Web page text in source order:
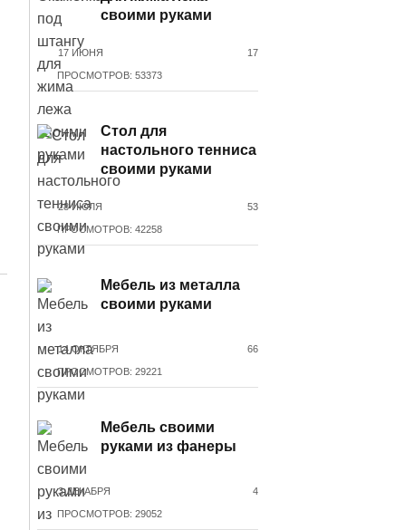
своими руками
17 ИЮНЯ 17
ПРОСМОТРОВ: 53373
Стол для
настольного тенниса
своими руками
28 ИЮЛЯ 53
ПРОСМОТРОВ: 42258
Мебель из металла
своими руками
14 ОКТЯБРЯ 66
ПРОСМОТРОВ: 29221
Мебель своими
руками из фанеры
3 ДЕКАБРЯ 4
ПРОСМОТРОВ: 29052